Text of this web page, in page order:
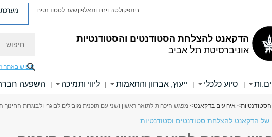
הדקאנט להצלחת הסטודנטים והסטודנטיות
אוניברסיטת תל אביב
ביתפקולטה ויחידותאלפוןשער לסטודנטים מערכת
חיפוש באתר
| סיוע כלכלי | ייעוץ, אבחון והתאמות | ליווי ותמיכה | השפעה
> אירועים בדקאנט> מפגש היכרות לתואר ראשון ושני עם תוכנית מובילים לבוגרי ולבוגרות החינוך
של הדקאנט להצלחת סטודנטים וסטודנטיות